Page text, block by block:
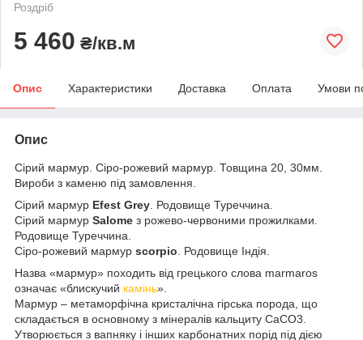
Роздріб
5 460 ₴/кв.м
Опис Характеристики Доставка Оплата Умови
Опис
Сірий мармур. Сіро-рожевий мармур. Товщина 20, 30мм.
Вироби з каменю під замовлення.
Сірий мармур Efest Grey . Родовище Туреччина.
Сірий мармур Salome з рожево-червоними прожилками.
Родовище Туреччина.
Сіро-рожевий мармур scorpio . Родовище Індія.
Назва «мармур» походить від грецького слова marmaros
означає «блискучий камінь».
Мармур – метаморфічна кристалічна гірська порода, що
складається в основному з мінералів кальциту CaCO3.
Утворюється з вапняку і інших карбонатних порід під дією